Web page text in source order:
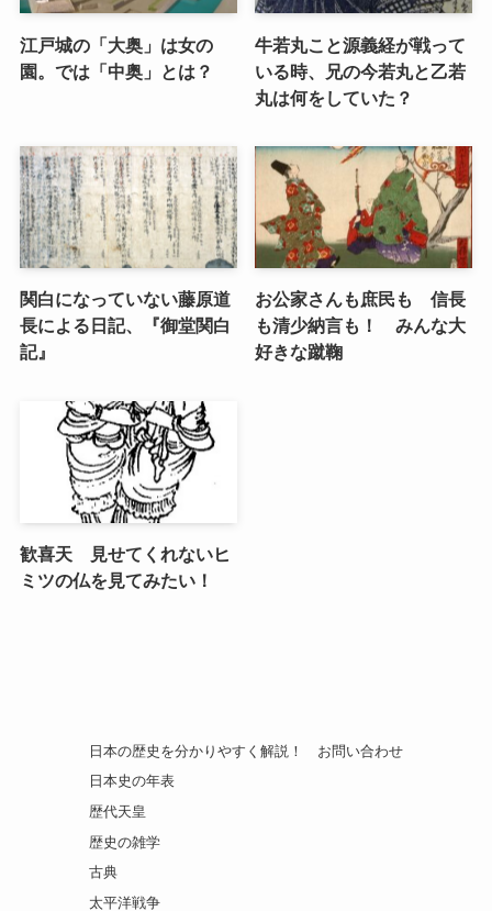
江戸城の「大奥」は女の
園。では「中奥」とは？
牛若丸こと源義経が戦って
いる時、兄の今若丸と乙若
丸は何をしていた？
関白になっていない藤原道
長による日記、『御堂関白
記』
お公家さんも庶民も 信長
も清少納言も！ みんな大
好きな蹴鞠
歓喜天 見せてくれないヒ
ミツの仏を見てみたい！
日本の歴史を分かりやすく解説！
日本史の年表
歴代天皇
歴史の雑学
古典
太平洋戦争
お問い合わせ